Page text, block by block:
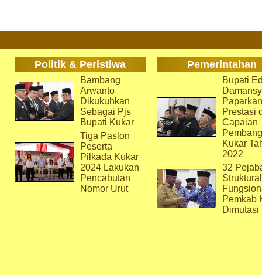
Politik & Peristiwa Pemerintahan
Bambang
Arwanto
Dikukuhkan
Sebagai Pjs
Bupati Kukar
Tiga Paslon
Peserta
Pilkada Kukar
2024 Lakukan
Pencabutan
Nomor Urut
Bupati
Paparkan
Prestasi
Capaian
Kukar
2022
32
Pemkab
Dimutasi